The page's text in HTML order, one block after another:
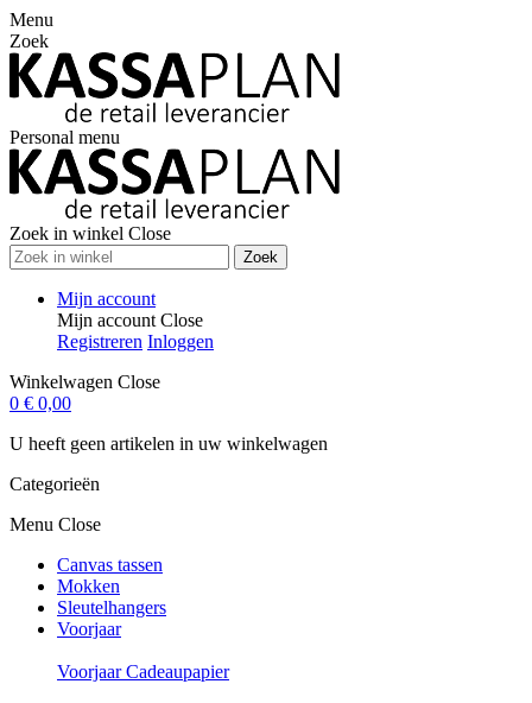
Menu
Zoek
Personal menu
Zoek in winkel Close
Zoek
Mijn account
Mijn account Close
Registreren Inloggen
Winkelwagen Close
0 € 0,00
U heeft geen artikelen in uw winkelwagen
Categorieën
Menu Close
Canvas tassen
Mokken
Sleutelhangers
Voorjaar
Voorjaar Cadeaupapier